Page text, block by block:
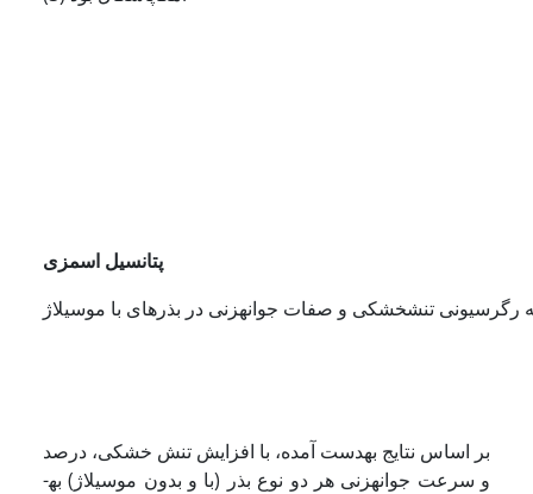
پتانسیل اسمزی
بر اساس نتایج به­دست آمده، با افزایش تنش خشکی، درصد
و سرعت جوانه­زنی هر دو نوع بذر (با و بدون موسیلاژ) به­